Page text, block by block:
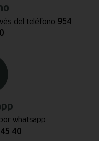
del teléfono 954
whatsapp
40